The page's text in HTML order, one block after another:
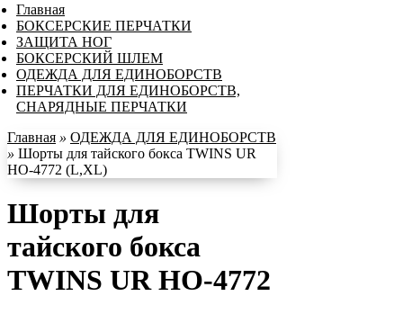
Главная
БОКСЕРСКИЕ ПЕРЧАТКИ
ЗАЩИТА НОГ
БОКСЕРСКИЙ ШЛЕМ
ОДЕЖДА ДЛЯ ЕДИНОБОРСТВ
ПЕРЧАТКИ ДЛЯ ЕДИНОБОРСТВ,
СНАРЯДНЫЕ ПЕРЧАТКИ
Главная » ОДЕЖДА ДЛЯ ЕДИНОБОРСТВ
» Шорты для тайского бокса TWINS UR
HO-4772 (L,XL)
Шорты для
тайского бокса
TWINS UR HO-4772